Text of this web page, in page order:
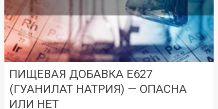
ПИЩЕВАЯ ДОБАВКА Е627
(ГУАНИЛАТ НАТРИЯ) — ОПАСНА
ИЛИ НЕТ